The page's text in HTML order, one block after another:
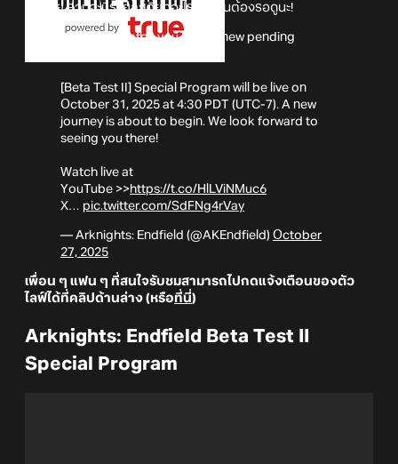
รอคอย ส่วนจะมีรายละเอียดอะไรบ้างนั้นต้องรอดูนะ!
//Endministrator, you have a new pending
[Beta Test II] Special Program will be live on
October 31, 2025 at 4:30 PDT (UTC-7). A new
journey is about to begin. We look forward to
seeing you there!
Watch live at
YouTube >>https://t.co/HlLViNMuc6
X… pic.twitter.com/SdFNg4rVay
— Arknights: Endfield (@AKEndfield) October
27, 2025
เพื่อน ๆ แฟน ๆ ที่สนใจรับชมสามารถไปกดแจ้งเตือนของตัว
ไลฟ์ได้ที่คลิปด้านล่าง (หรือที่นี่)
Arknights: Endfield Beta Test II
Special Program